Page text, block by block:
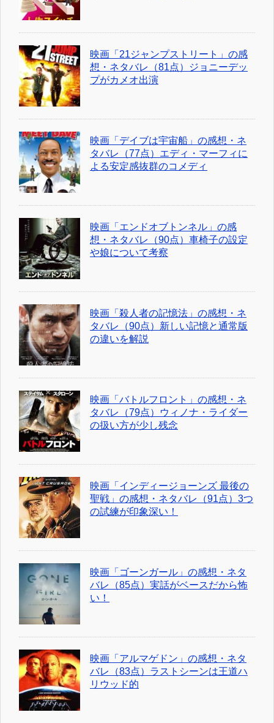
映画「21ジャンプストリート」の感
想・ネタバレ（81点）ジョニーデッ
プがカメオ出演
映画「デイブは宇宙船」の感想・ネ
タバレ（77点）エディ・マーフィに
よる安定感抜群のコメディ
映画「エンドオブトンネル」の感
想・ネタバレ（90点）車椅子の設定
や娘について考察
映画「殺人者の記憶法」の感想・ネ
タバレ（90点）新しい記憶と通常版
の違いを解説
映画「バトルフロント」の感想・ネ
タバレ（79点）ウィノナ・ライダー
の扱い方が少し残念
映画「インディージョーンズ 最後の
聖戦」の感想・ネタバレ（91点）3つ
の試練が印象深い！
映画「ゴーンガール」の感想・ネタ
バレ（85点）実話がベースだから怖
い！
映画「アルマゲドン」の感想・ネタ
バレ（83点）ラストシーンは王道ハ
リウッド的